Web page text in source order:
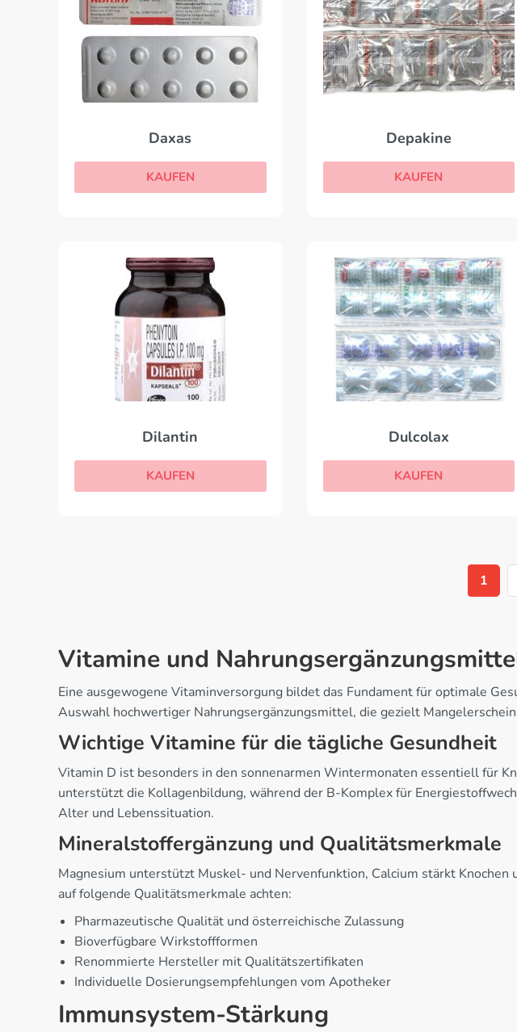
Daxas
KAUFEN
Depakine
KAUFEN
Dilantin
KAUFEN
Dulcolax
KAUFEN
1
Vitamine und
Eine ausgewogene Vitaminversorgung bildet das Fundament für optimale
Auswahl hochwertiger Nahrungsergänzungsmittel, die gezielt
Wichtige Vitamine für die tägliche Gesundheit
Vitamin D ist besonders in den sonnenarmen Wintermonaten essentiell für
unterstützt die Kollagenbildung, während der B-Komplex für
Alter und Lebenssituation.
Mineralstoffergänzung und Qualitätsmerkmale
Magnesium unterstützt Muskel- und Nervenfunktion, Calcium stärkt
auf folgende Qualitätsmerkmale achten:
Pharmazeutische Qualität und österreichische Zulassung
Bioverfügbare Wirkstoffformen
Renommierte Hersteller mit Qualitätszertifikaten
Individuelle Dosierungsempfehlungen vom Apotheker
Immunsystem-Stärkung